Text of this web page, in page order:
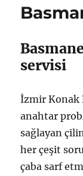
servisi
İzmir Konak
anahtar
sağlayan
her çeşit
çaba sarf